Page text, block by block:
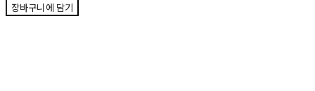
장바구니에 담기